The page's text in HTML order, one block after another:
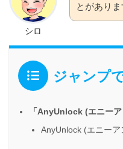
シロ
とがありま
ジャンプ
「AnyUnlock (エニー
AnyUnlock (エニー